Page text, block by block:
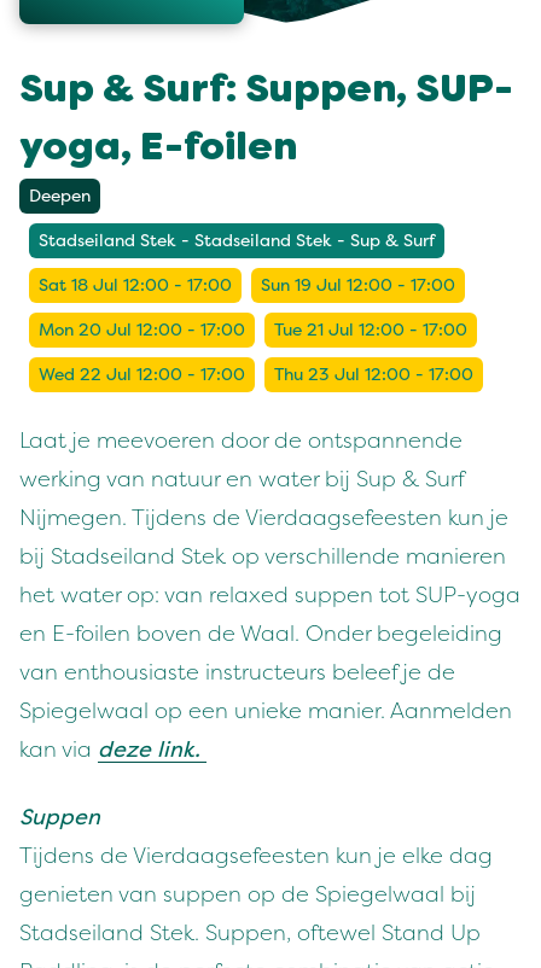
Sup & Surf: Suppen, SUP-
yoga, E-foilen
Deepen
Stadseiland Stek - Stadseiland Stek - Sup & Surf
Sat 18 Jul 12:00 - 17:00 Sun 19 Jul 12:00 - 17:00
Mon 20 Jul 12:00 - 17:00 Tue 21 Jul 12:00 - 17:00
Wed 22 Jul 12:00 - 17:00 Thu 23 Jul 12:00 - 17:00
Laat je meevoeren door de ontspannende
werking van natuur en water bij Sup & Surf
Nijmegen. Tijdens de Vierdaagsefeesten kun je
bij Stadseiland Stek op verschillende manieren
het water op: van relaxed suppen tot SUP-yoga
en E-foilen boven de Waal. Onder begeleiding
van enthousiaste instructeurs beleef je de
Spiegelwaal op een unieke manier. Aanmelden
kan via deze link.
Suppen
Tijdens de Vierdaagsefeesten kun je elke dag
genieten van suppen op de Spiegelwaal bij
Stadseiland Stek. Suppen, oftewel Stand Up